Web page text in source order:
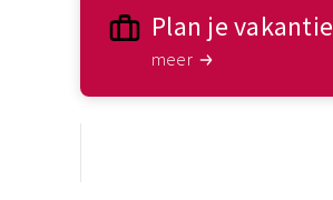
Plan je vakantie
meer